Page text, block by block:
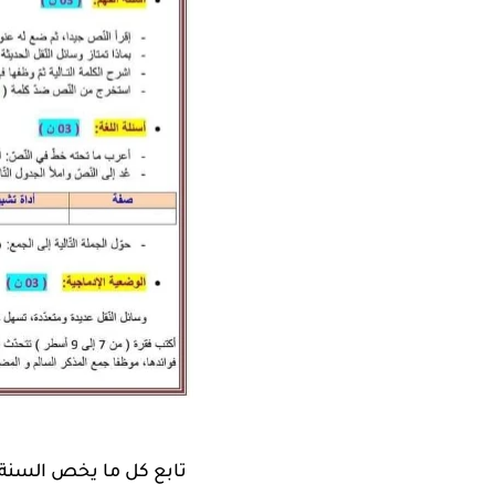
تابع كل ما يخص السنة 4 ابتدائي من خلال العنوان